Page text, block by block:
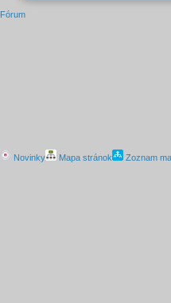
Fórum
Novinky Mapa stránok Zoznam